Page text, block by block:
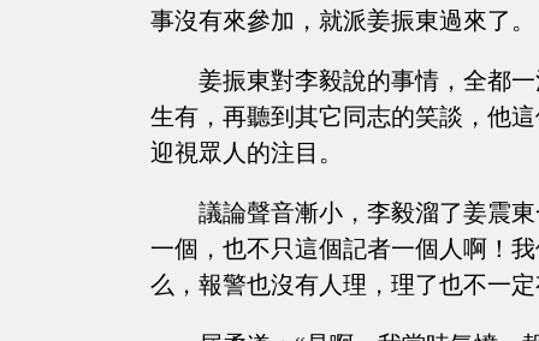
事沒有來參加，就派姜振東過來了。
姜振東對李毅說的事情，全都
生有，再聽到其它同志的笑談，他
迎視眾人的注目。
議論聲音漸小，李毅溜了姜震
一個，也不只這個記者一個人啊！
么，報警也沒有人理，理了也不一